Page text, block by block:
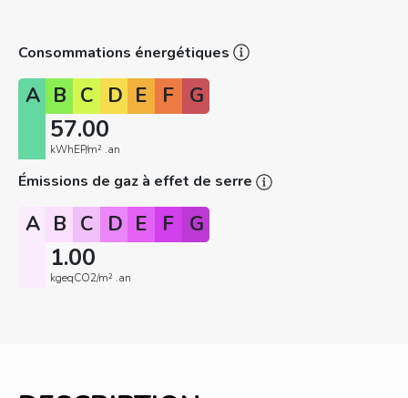
Consommations énergétiques
A B C D E F G
57.00
kWhEP/m² .an
Émissions de gaz à effet de serre
A B C D E F G
1.00
kgeqCO2/m² .an